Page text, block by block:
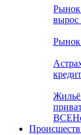
Рынок
вырос
Рынок
Жильё
ВСЕ